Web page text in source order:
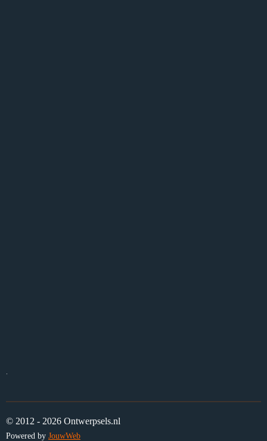
.
© 2012 - 2026 Ontwerpsels.nl
Powered by JouwWeb